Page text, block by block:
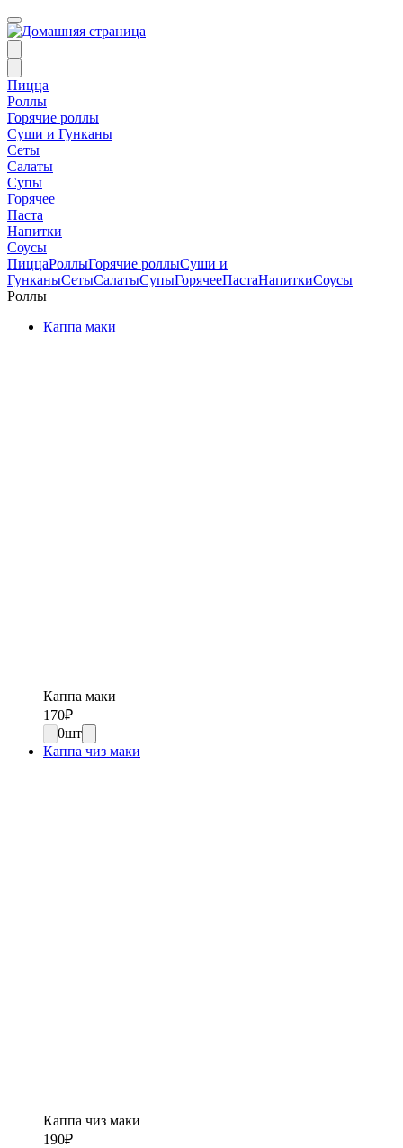
Пицца
Роллы
Горячие роллы
Суши и Гунканы
Сеты
Салаты
Супы
Горячее
Паста
Напитки
Соусы
ПиццаРоллыГорячие роллыСуши и
ГунканыСетыСалатыСупыГорячееПастаНапиткиСоусы
Роллы
Каппа маки
Каппа маки
170₽
0шт
Каппа чиз маки
Каппа чиз маки
190₽